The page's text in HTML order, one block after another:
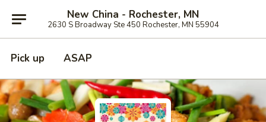
New China - Rochester, MN
2630 S Broadway Ste 450 Rochester, MN 55904
Pick up ASAP